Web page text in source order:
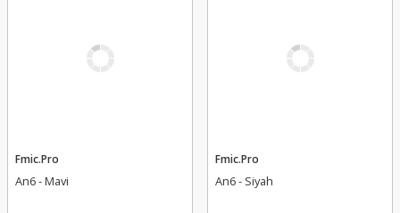
Fmic.Pro
An6 - Mavi
Fmic.Pro
An6 - Siyah